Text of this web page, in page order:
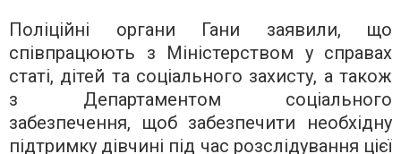
Поліційні органи Гани заявили, що
співпрацюють з Міністерством у справах
статі, дітей та соціального захисту, а також
з Департаментом соціального
забезпечення, щоб забезпечити необхідну
підтримку дівчині під час розслідування цієї